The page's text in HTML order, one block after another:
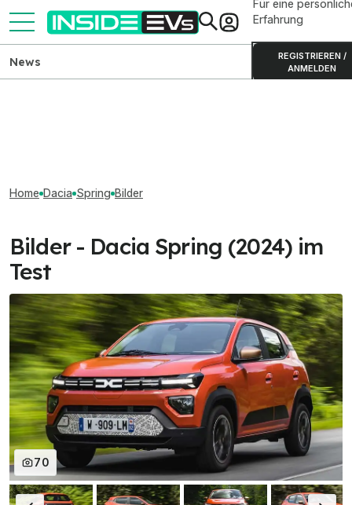
Für eine
Erfahrung
REGISTRIEREN /
ANMELDEN
News
Home Dacia Spring Bilder
Bilder - Dacia Spring (2024) im
Test
70